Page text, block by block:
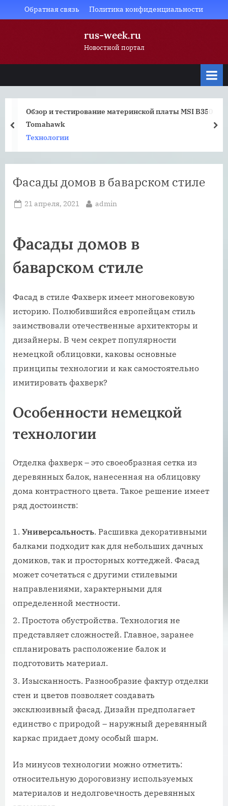
to
Обратная связь Политика конфиденциальности
rus-week.ru
Новостной портал
Обзор и тестирование материнской платы MSI B350
Tomahawk
Технологии
prev
Фасады домов в баварском стиле
Posted
21 апреля, 2021 By
admin
Фасады домов в
баварском стиле
Фасад в стиле Фахверк имеет многовековую
историю. Полюбившийся европейцам стиль
заимствовали отечественные архитекторы и
дизайнеры. В чем секрет популярности
немецкой облицовки, каковы основные
принципы технологии и как самостоятельно
имитировать фахверк?
Особенности немецкой
технологии
Отделка фахверк – это своеобразная сетка из
деревянных балок, нанесенная на облицовку
дома контрастного цвета. Такое решение имеет
ряд достоинств:
Универсальность. Расшивка декоративными
балками подходит как для небольших дачных
домиков, так и просторных коттеджей. Фасад
может сочетаться с другими стилевыми
направлениями, характерными для
определенной местности.
Простота обустройства. Технология не
представляет сложностей. Главное, заранее
спланировать расположение балок и
подготовить материал.
Изысканность. Разнообразие фактур отделки
стен и цветов позволяет создавать
эксклюзивный фасад. Дизайн предполагает
единство с природой – наружный деревянный
каркас придает дому особый шарм.
Из минусов технологии можно отметить:
относительную дороговизну используемых
материалов и недолговечность деревянных